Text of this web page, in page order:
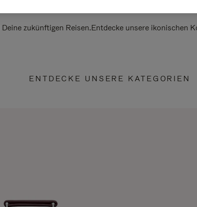
zukünftigen Reisen.Entdecke unsere ikonischen
ENTDECKE UNSERE KATEGORIEN